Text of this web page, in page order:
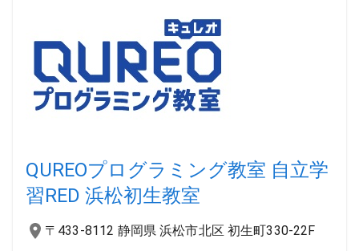
QUREOプログラミング教室 自立学
習RED 浜松初生教室
〒433-8112 静岡県 浜松市北区 初生町330-22F